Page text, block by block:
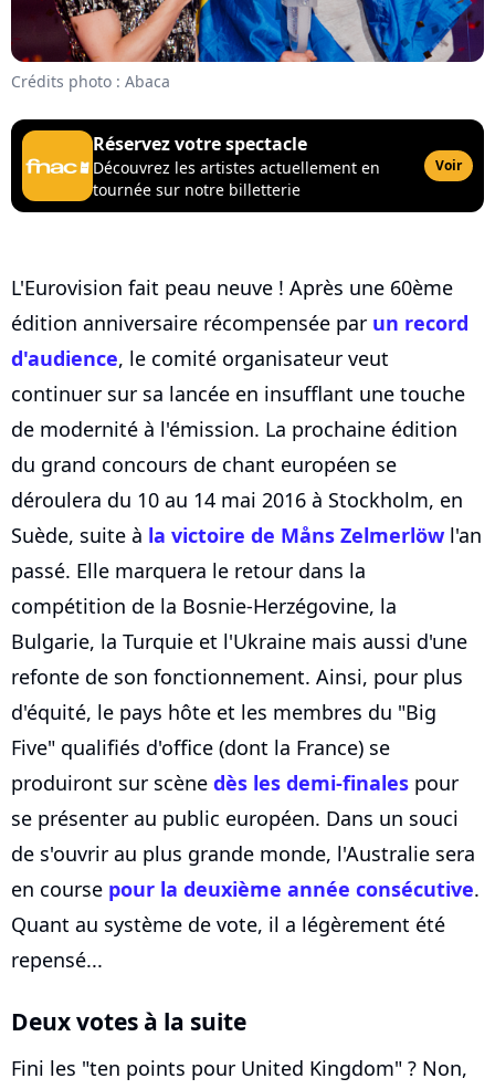
Crédits photo : Abaca
Réservez votre spectacle
Découvrez les artistes actuellement en
tournée sur notre billetterie
Voir
L'Eurovision fait peau neuve ! Après une 60ème
édition anniversaire récompensée par un record
d'audience, le comité organisateur veut
continuer sur sa lancée en insufflant une touche
de modernité à l'émission. La prochaine édition
du grand concours de chant européen se
déroulera du 10 au 14 mai 2016 à Stockholm, en
Suède, suite à la victoire de Måns Zelmerlöw l'an
passé. Elle marquera le retour dans la
compétition de la Bosnie-Herzégovine, la
Bulgarie, la Turquie et l'Ukraine mais aussi d'une
refonte de son fonctionnement. Ainsi, pour plus
d'équité, le pays hôte et les membres du "Big
Five" qualifiés d'office (dont la France) se
produiront sur scène dès les demi-finales pour
se présenter au public européen. Dans un souci
de s'ouvrir au plus grande monde, l'Australie sera
en course pour la deuxième année consécutive.
Quant au système de vote, il a légèrement été
repensé...
Deux votes à la suite
Fini les "ten points pour United Kingdom" ? Non,